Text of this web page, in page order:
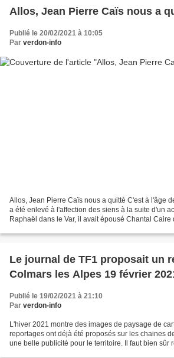
Allos, Jean Pierre Caïs nous a
Publié le 20/02/2021 à 10:05
Par verdon-info
Allos, Jean Pierre Caïs nous a quitté C'est à l'âge
a été enlevé à l'affection des siens à la suite d'un
Raphaël dans le Var, il avait épousé Chantal
Le journal de TF1 proposait un reportage de
Colmars les Alpes 19 février
Publié le 19/02/2021 à 21:10
Par verdon-info
L'hiver 2021 montre des images de paysage de
reportages ont déjà été proposés sur les chaines
une belle publicité pour le territoire. Il faut bien sûr